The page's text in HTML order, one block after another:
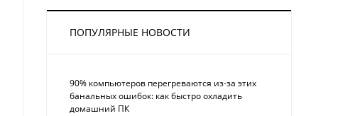
ПОПУЛЯРНЫЕ НОВОСТИ
90% компьютеров перегреваются из-за этих
банальных ошибок: как быстро охладить
домашний ПК